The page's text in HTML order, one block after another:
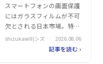
す。そんな中、CK楽天市場
店が展開する「ゲーミング
モニター…
スマートフォンの画面保護
にはガラスフィルムが不可
欠とされる日本市場。特に
iPhoneユーザーにとって、
耐久性と視認性を両立させ
shizukawill(シズカ
2026.08.06
記事を読む ›